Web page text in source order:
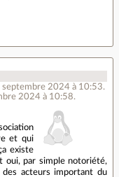
septembre 2024 à 10:53.
2024 à 10:58.
et qui
existe
oui, par simple notoriété,
des acteurs important du